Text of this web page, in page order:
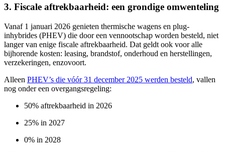
3. Fiscale aftrekbaarheid: een grondige omwenteling
Vanaf 1 januari 2026 genieten thermische wagens en plug-
inhybrides (PHEV) die door een vennootschap worden besteld, niet
langer van enige fiscale aftrekbaarheid. Dat geldt ook voor alle
bijhorende kosten: leasing, brandstof, onderhoud en herstellingen,
verzekeringen, enzovoort.
Alleen PHEV’s die vóór 31 december 2025 werden besteld, vallen
nog onder een overgangsregeling:
50% aftrekbaarheid in 2026
25% in 2027
0% in 2028